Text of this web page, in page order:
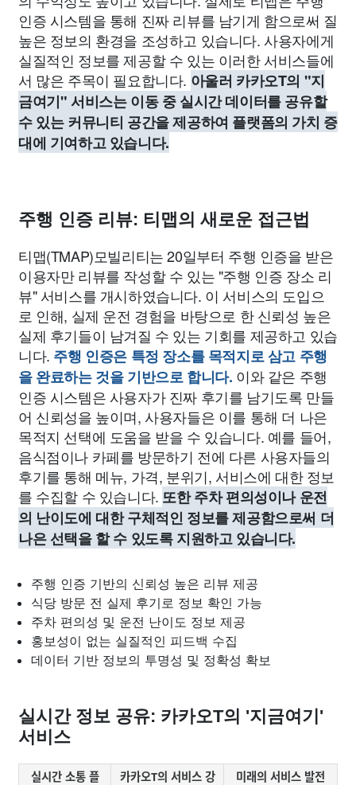
인증 시스템을 통해 진짜 리뷰를 남기게 함으로써 질
높은 정보의 환경을 조성하고 있습니다. 사용자에게
실질적인 정보를 제공할 수 있는 이러한 서비스들에
서 많은 주목이 필요합니다. 아울러 카카오T의 "지
금여기" 서비스는 이동 중 실시간 데이터를 공유할
수 있는 커뮤니티 공간을 제공하여 플랫폼의 가치 증
대에 기여하고 있습니다.
주행 인증 리뷰: 티맵의 새로운 접근법
티맵(TMAP)모빌리티는 20일부터 주행 인증을 받은
이용자만 리뷰를 작성할 수 있는 "주행 인증 장소 리
뷰" 서비스를 개시하였습니다. 이 서비스의 도입으
로 인해, 실제 운전 경험을 바탕으로 한 신뢰성 높은
실제 후기들이 남겨질 수 있는 기회를 제공하고 있습
니다. 주행 인증은 특정 장소를 목적지로 삼고 주행
을 완료하는 것을 기반으로 합니다. 이와 같은 주행
인증 시스템은 사용자가 진짜 후기를 남기도록 만들
어 신뢰성을 높이며, 사용자들은 이를 통해 더 나은
목적지 선택에 도움을 받을 수 있습니다. 예를 들어,
음식점이나 카페를 방문하기 전에 다른 사용자들의
후기를 통해 메뉴, 가격, 분위기, 서비스에 대한 정보
를 수집할 수 있습니다. 또한 주차 편의성이나 운전
의 난이도에 대한 구체적인 정보를 제공함으로써 더
나은 선택을 할 수 있도록 지원하고 있습니다.
주행 인증 기반의 신뢰성 높은 리뷰 제공
식당 방문 전 실제 후기로 정보 확인 가능
주차 편의성 및 운전 난이도 정보 제공
홍보성이 없는 실질적인 피드백 수집
데이터 기반 정보의 투명성 및 정확성 확보
실시간 정보 공유: 카카오T의 '지금여기'
서비스
실시간 소통 플
카카오T의 서비스 강
미래의 서비스 발전